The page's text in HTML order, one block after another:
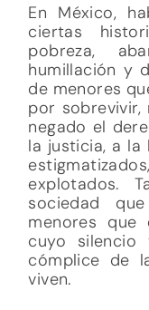
En México,
ciertas
pobreza,
humillación y
de menores
por sobrevivir,
negado el
la justicia, a la
explotados.
sociedad
menores
cuyo silencio
cómplice de
viven.